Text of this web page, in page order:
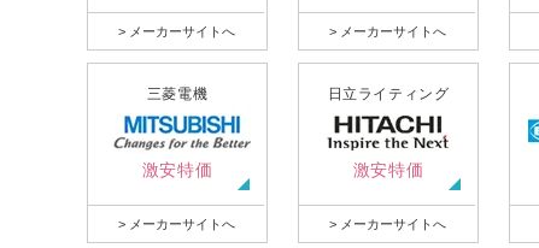
> メーカーサイトへ > メーカーサイトへ
三菱電機
激安特価
> メーカーサイトへ
日立ライティング
激安特価
> メーカーサイトへ